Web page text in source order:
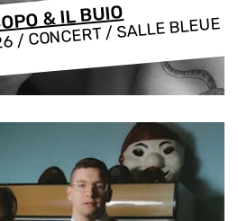
& IL BUIO
/ CONCERT / SALLE BLEUE